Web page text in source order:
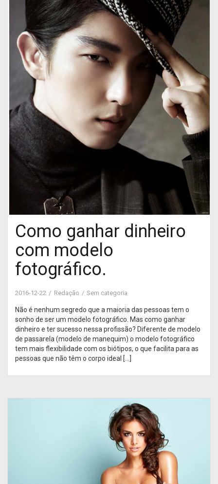
Como ganhar dinheiro
com modelo
fotográfico.
2016-12-22 Redação Sem categoria
Não é nenhum segredo que a maioria das pessoas tem o
sonho de ser um modelo fotográfico. Mas como ganhar
dinheiro e ter sucesso nessa profissão? Diferente de modelo
de passarela (modelo de manequim) o modelo fotográfico
tem mais flexibilidade com os biótipos, o que facilita para as
pessoas que não têm o corpo ideal […]